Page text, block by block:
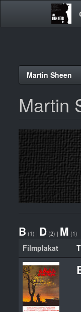
Martin Sheen
Martin
B (1) | D (2) | M (1)
Filmplakat